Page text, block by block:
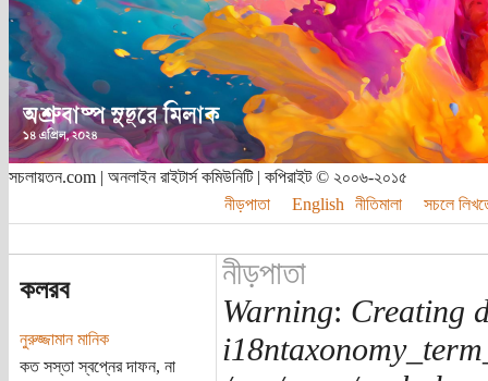
সচলায়তন.com | অনলাইন রাইটার্স কমিউনিটি | কপিরাইট © ২০০৬-২০১৫
নীড়পাতা
English নীতিমালা সচলে
কলরব
নুরুজ্জামান মানিক
কত সস্তা স্বপ্নের দাফন, না
নীড়পাতা
Warning: Creating